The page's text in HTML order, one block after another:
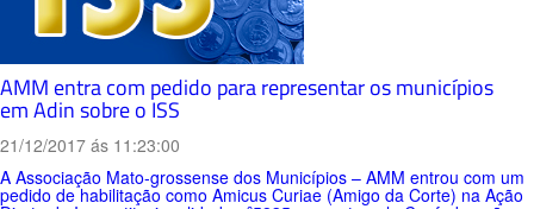
AMM entra com pedido para representar os municípios
em Adin sobre o ISS
21/12/2017 ás 11:23:00
A Associação Mato-grossense dos Municípios – AMM entrou com um
pedido de habilitação como Amicus Curiae (Amigo da Corte) na Ação